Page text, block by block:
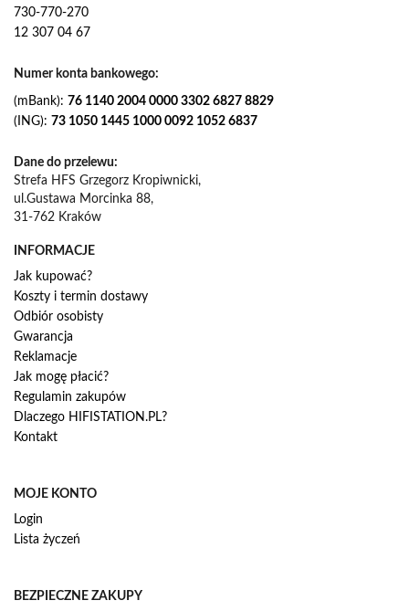
730-770-270
12 307 04 67
Numer konta bankowego:
(mBank): 76 1140 2004 0000 3302 6827 8829
(ING): 73 1050 1445 1000 0092 1052 6837
Dane do przelewu:
Strefa HFS Grzegorz Kropiwnicki,
ul.Gustawa Morcinka 88,
31-762 Kraków
INFORMACJE
Jak kupować?
Koszty i termin dostawy
Odbiór osobisty
Gwarancja
Reklamacje
Jak mogę płacić?
Regulamin zakupów
Dlaczego HIFISTATION.PL?
Kontakt
MOJE KONTO
Login
Lista życzeń
BEZPIECZNE ZAKUPY